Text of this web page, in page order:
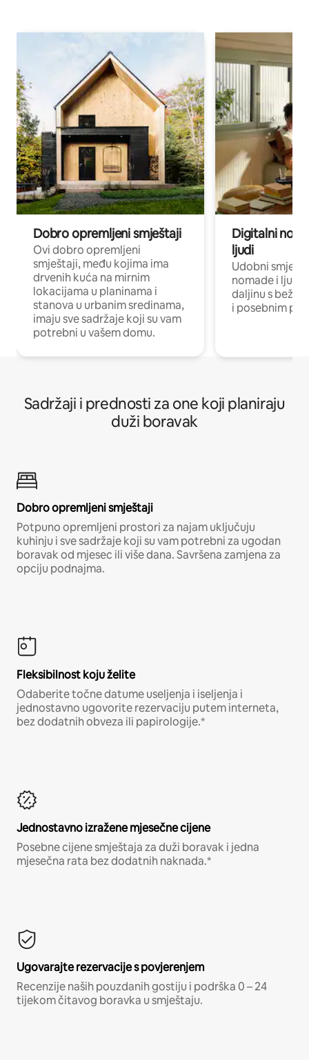
Dobro opremljeni smještaji
Ovi dobro opremljeni
smještaji, među kojima ima
drvenih kuća na mirnim
lokacijama u planinama i
stanova u urbanim sredinama,
imaju sve sadržaje koji su vam
potrebni u vašem domu.
Digitalni
ljudi
Udobni
nomade i ljude
daljinu s
i posebnim
Sadržaji i prednosti za one koji planiraju
duži boravak
Dobro opremljeni smještaji
Potpuno opremljeni prostori za najam uključuju
kuhinju i sve sadržaje koji su vam potrebni za ugodan
boravak od mjesec ili više dana. Savršena zamjena za
opciju podnajma.
Fleksibilnost koju želite
Odaberite točne datume useljenja i iseljenja i
jednostavno ugovorite rezervaciju putem interneta,
bez dodatnih obveza ili papirologije.*
Jednostavno izražene mjesečne cijene
Posebne cijene smještaja za duži boravak i jedna
mjesečna rata bez dodatnih naknada.*
Ugovarajte rezervacije s povjerenjem
Recenzije naših pouzdanih gostiju i podrška 0 – 24
tijekom čitavog boravka u smještaju.